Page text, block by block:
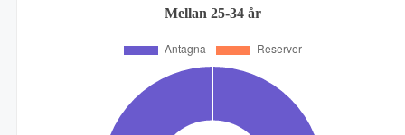
Mellan 25-34 år